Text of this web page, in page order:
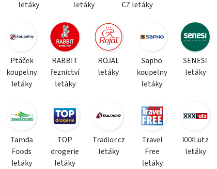
letáky
letáky
CZ letáky
Ptáček
koupelny
letáky
RABBIT
řeznictví
letáky
ROJAL
letáky
Sapho
koupelny
letáky
SENESI
letáky
Tamda
Foods
letáky
TOP
drogerie
letáky
Tradior.cz
letáky
Travel
Free
letáky
XXXLutz
letáky